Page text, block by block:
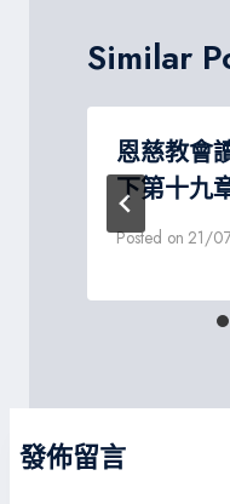
Similar
恩慈教會
下第十九
Posted on 21/
發佈留言